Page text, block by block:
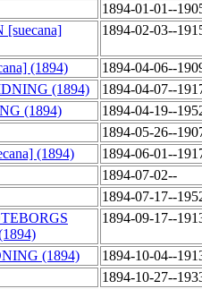
1894-01-01--
1894-02-03--
(1894)
1894-04-06--
(1894)
1894-04-07--
(1894)
1894-04-19--
1894-05-26--
(1894)
1894-06-01--
1894-07-02--
1894-07-17--
1894-09-17--
(1894)
1894-10-04--
1894-10-27--